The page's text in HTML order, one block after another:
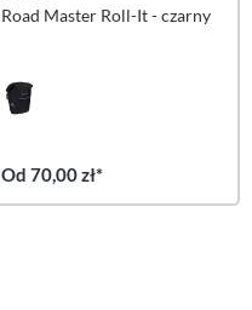
Road Master Roll-It - czarny
Od 70,00 zł*